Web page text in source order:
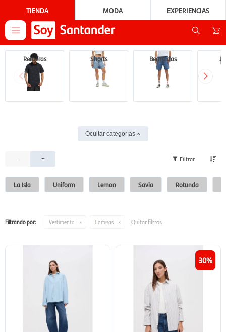
TIENDA MODA EXPERIENCIAS

Remeras Shorts Bermudas
Ocultar categorías
- +
La Isla Uniform Lemon Savia Rotunda
Filtrando por: Vestimenta Camisas Quitar filtros
30